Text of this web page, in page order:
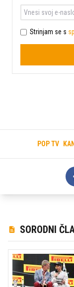
Strinjam se s
POP TV
SORODNI